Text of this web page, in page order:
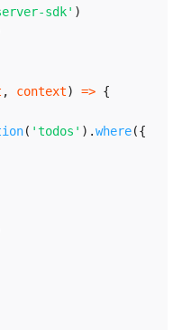
sdk' )
, context) => {
( 'todos' ) .where({